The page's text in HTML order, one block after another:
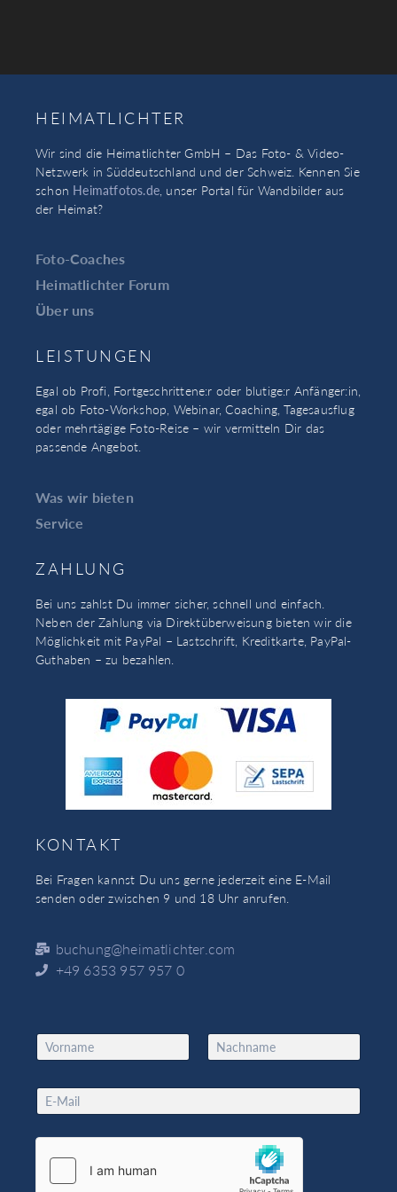
HEIMATLICHTER
Wir sind die Heimatlichter GmbH – Das Foto- & Video-
Netzwerk in Süddeutschland und der Schweiz. Kennen Sie
schon Heimatfotos.de, unser Portal für Wandbilder aus
der Heimat?
Foto-Coaches
Heimatlichter Forum
Über uns
LEISTUNGEN
Egal ob Profi, Fortgeschrittene:r oder blutige:r Anfänger:in,
egal ob Foto-Workshop, Webinar, Coaching, Tagesausflug
oder mehrtägige Foto-Reise – wir vermitteln Dir das
passende Angebot.
Was wir bieten
Service
ZAHLUNG
Bei uns zahlst Du immer sicher, schnell und einfach.
Neben der Zahlung via Direktüberweisung bieten wir die
Möglichkeit mit PayPal – Lastschrift, Kreditkarte, PayPal-
Guthaben – zu bezahlen.
KONTAKT
Bei Fragen kannst Du uns gerne jederzeit eine E-Mail
senden oder zwischen 9 und 18 Uhr anrufen.
buchung@heimatlichter.com
+49 6353 957 957 0
N
a
e
*
Vorname Nachname
N
m
e
E
m
i